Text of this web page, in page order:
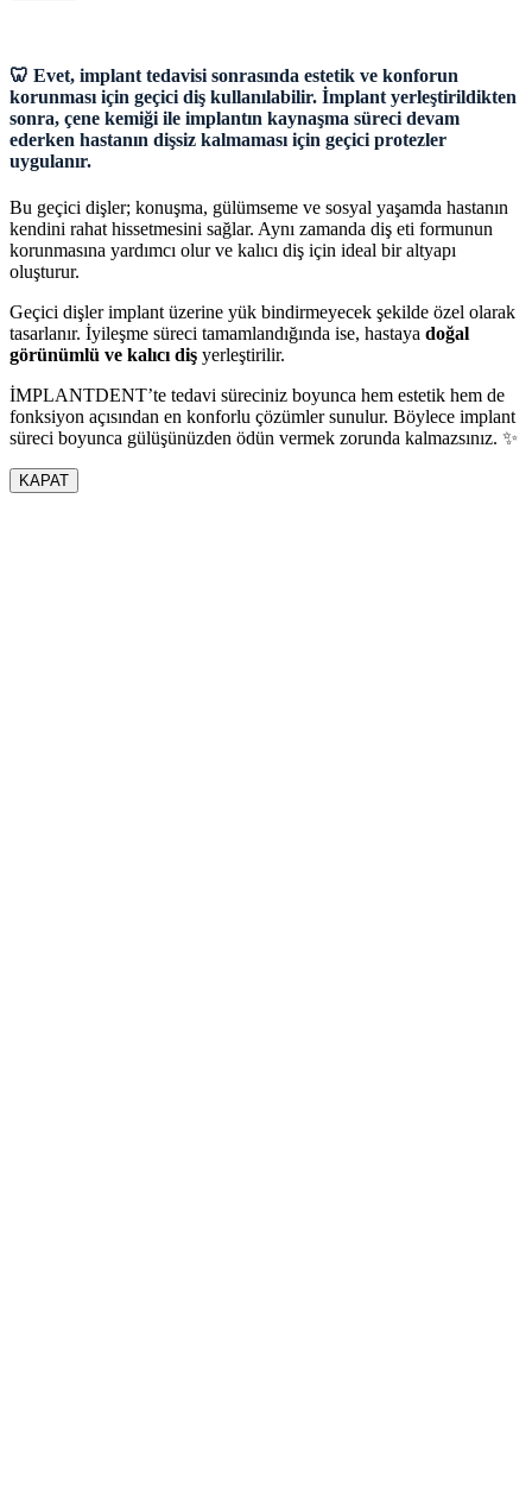
🦷 Evet, implant tedavisi sonrasında estetik ve konforun
korunması için geçici diş kullanılabilir. İmplant yerleştirildikten
sonra, çene kemiği ile implantın kaynaşma süreci devam
ederken hastanın dişsiz kalmaması için geçici protezler
uygulanır.
Bu geçici dişler; konuşma, gülümseme ve sosyal yaşamda hastanın
kendini rahat hissetmesini sağlar. Aynı zamanda diş eti formunun
korunmasına yardımcı olur ve kalıcı diş için ideal bir altyapı
oluşturur.
Geçici dişler implant üzerine yük bindirmeyecek şekilde özel olarak
tasarlanır. İyileşme süreci tamamlandığında ise, hastaya doğal
görünümlü ve kalıcı diş yerleştirilir.
İMPLANTDENT’te tedavi süreciniz boyunca hem estetik hem de
fonksiyon açısından en konforlu çözümler sunulur. Böylece implant
süreci boyunca gülüşünüzden ödün vermek zorunda kalmazsınız. ✨
KAPAT